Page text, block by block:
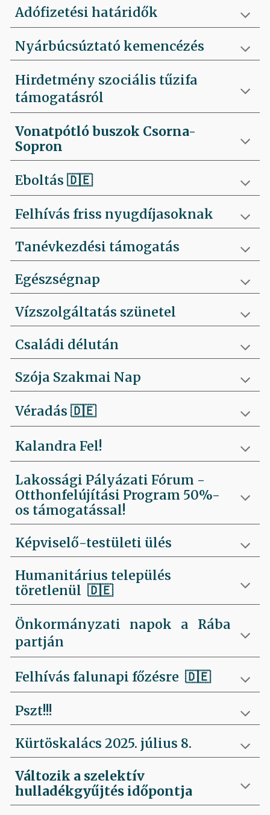
Adófizetési határidők
Nyárbúcsúztató kemencézés
Hirdetmény szociális tűzifa
támogatásról
Vonatpótló buszok Csorna-
Sopron
Eboltás🇩🇪
Felhívás friss nyugdíjasoknak
Tanévkezdési támogatás
Egészségnap
Vízszolgáltatás szünetel
Családi délután
Szója Szakmai Nap
Véradás🇩🇪
Kalandra Fel!
Lakossági Pályázati Fórum -
Otthonfelújítási Program 50%-
os támogatással!
Képviselő-testületi ülés
Humanitárius település
töretlenül🇩🇪
Önkormányzati napok a Rába
partján
Felhívás falunapi főzésre🇩🇪
Pszt!!!
Kürtöskalács 2025. július 8.
Változik a szelektív
hulladékgyűjtés időpontja